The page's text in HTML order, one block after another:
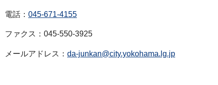
電話： 045-671-4155
ファクス：045-550-3925
メールアドレス： da-junkan@city.yokohama.lg.jp